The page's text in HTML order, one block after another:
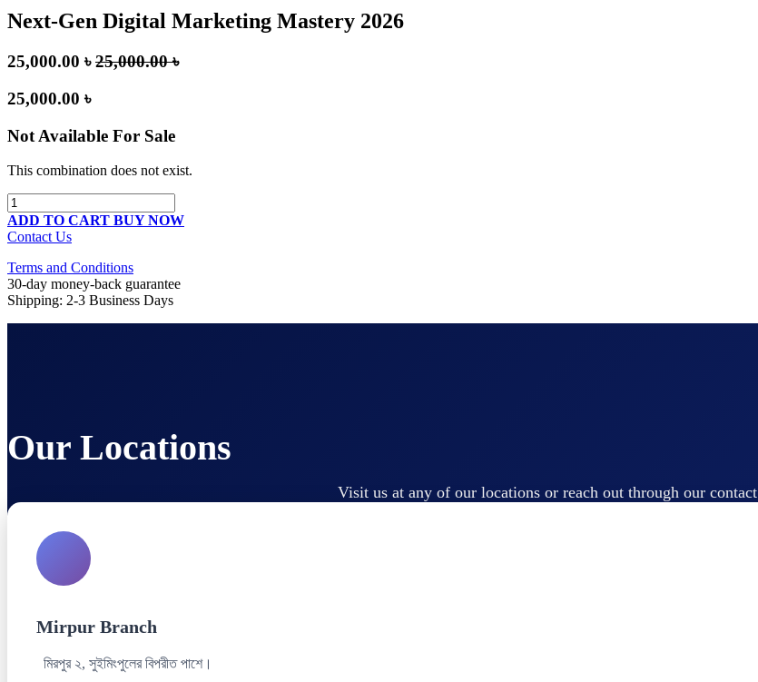
Next-Gen Digital Marketing Mastery 2026
25,000.00 ৳ 25,000.00৳
25,000.00 ৳
Not Available For Sale
This combination does not exist.
ADD TO CART BUY NOW
Contact Us
Terms and Conditions
30-day money-back guarantee
Shipping: 2-3 Business Days
Our Locations
Visit us at any of our locations or reach out through our contact
Mirpur Branch
মিরপুর ২, সুইমিংপুলের বিপরীত পাশে।